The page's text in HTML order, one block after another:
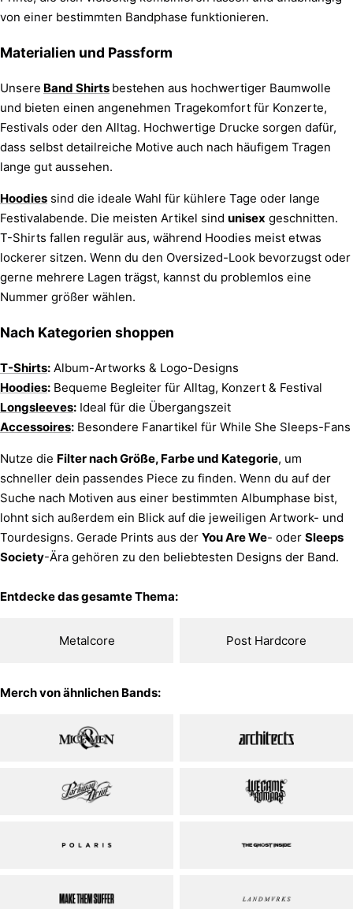
von einer bestimmten Bandphase funktionieren.
Materialien und Passform
Unsere Band Shirts bestehen aus hochwertiger Baumwolle
und bieten einen angenehmen Tragekomfort für Konzerte,
Festivals oder den Alltag. Hochwertige Drucke sorgen dafür,
dass selbst detailreiche Motive auch nach häufigem Tragen
lange gut aussehen.
Hoodies sind die ideale Wahl für kühlere Tage oder lange
Festivalabende. Die meisten Artikel sind unisex geschnitten.
T-Shirts fallen regulär aus, während Hoodies meist etwas
lockerer sitzen. Wenn du den Oversized-Look bevorzugst oder
gerne mehrere Lagen trägst, kannst du problemlos eine
Nummer größer wählen.
Nach Kategorien shoppen
T-Shirts: Album-Artworks & Logo-Designs
Hoodies: Bequeme Begleiter für Alltag, Konzert & Festival
Longsleeves: Ideal für die Übergangszeit
Accessoires: Besondere Fanartikel für While She Sleeps-Fans
Nutze die Filter nach Größe, Farbe und Kategorie, um
schneller dein passendes Piece zu finden. Wenn du auf der
Suche nach Motiven aus einer bestimmten Albumphase bist,
lohnt sich außerdem ein Blick auf die jeweiligen Artwork- und
Tourdesigns. Gerade Prints aus der You Are We- oder Sleeps
Society-Ära gehören zu den beliebtesten Designs der Band.
Entdecke das gesamte Thema:
Metalcore Post Hardcore
Merch von ähnlichen Bands: